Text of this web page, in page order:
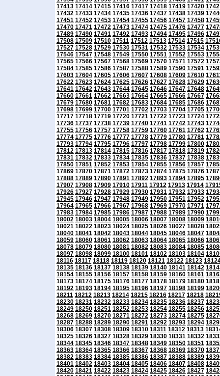
17413 17414 17415 17416 17417 17418 17419 17420
17432 17433 17434 17435 17436 17437 17438 17439
17451 17452 17453 17454 17455 17456 17457 17458
17470 17471 17472 17473 17474 17475 17476 17477
17489 17490 17491 17492 17493 17494 17495 17496
17508 17509 17510 17511 17512 17513 17514 17515
17527 17528 17529 17530 17531 17532 17533 17534
17546 17547 17548 17549 17550 17551 17552 17553
17565 17566 17567 17568 17569 17570 17571 17572
17584 17585 17586 17587 17588 17589 17590 17591
17603 17604 17605 17606 17607 17608 17609 17610
17622 17623 17624 17625 17626 17627 17628 17629
17641 17642 17643 17644 17645 17646 17647 17648
17660 17661 17662 17663 17664 17665 17666 17667
17679 17680 17681 17682 17683 17684 17685 17686
17698 17699 17700 17701 17702 17703 17704 17705
17717 17718 17719 17720 17721 17722 17723 17724
17736 17737 17738 17739 17740 17741 17742 17743
17755 17756 17757 17758 17759 17760 17761 17762
17774 17775 17776 17777 17778 17779 17780 17781
17793 17794 17795 17796 17797 17798 17799 17800
17812 17813 17814 17815 17816 17817 17818 17819
17831 17832 17833 17834 17835 17836 17837 17838
17850 17851 17852 17853 17854 17855 17856 17857
17869 17870 17871 17872 17873 17874 17875 17876
17888 17889 17890 17891 17892 17893 17894 17895
17907 17908 17909 17910 17911 17912 17913 17914
17926 17927 17928 17929 17930 17931 17932 17933
17945 17946 17947 17948 17949 17950 17951 17952
17964 17965 17966 17967 17968 17969 17970 17971
17983 17984 17985 17986 17987 17988 17989 17990
18002 18003 18004 18005 18006 18007 18008 18009
18021 18022 18023 18024 18025 18026 18027 18028
18040 18041 18042 18043 18044 18045 18046 18047
18059 18060 18061 18062 18063 18064 18065 18066
18078 18079 18080 18081 18082 18083 18084 18085
18097 18098 18099 18100 18101 18102 18103 18104
18116 18117 18118 18119 18120 18121 18122 18123
18135 18136 18137 18138 18139 18140 18141 18142
18154 18155 18156 18157 18158 18159 18160 18161
18173 18174 18175 18176 18177 18178 18179 18180
18192 18193 18194 18195 18196 18197 18198 18199
18211 18212 18213 18214 18215 18216 18217 18218
18230 18231 18232 18233 18234 18235 18236 18237
18249 18250 18251 18252 18253 18254 18255 18256
18268 18269 18270 18271 18272 18273 18274 18275
18287 18288 18289 18290 18291 18292 18293 18294
18306 18307 18308 18309 18310 18311 18312 18313
18325 18326 18327 18328 18329 18330 18331 18332
18344 18345 18346 18347 18348 18349 18350 18351
18363 18364 18365 18366 18367 18368 18369 18370
18382 18383 18384 18385 18386 18387 18388 18389
18401 18402 18403 18404 18405 18406 18407 18408
18420 18421 18422 18423 18424 18425 18426 18427